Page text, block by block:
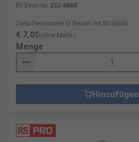
RS Best.-Nr. 232-6860
Zwischensumme (1 Beutel mit 50 Stück)
€ 7,01(ohne MwSt.)
Menge
Hinzufügen